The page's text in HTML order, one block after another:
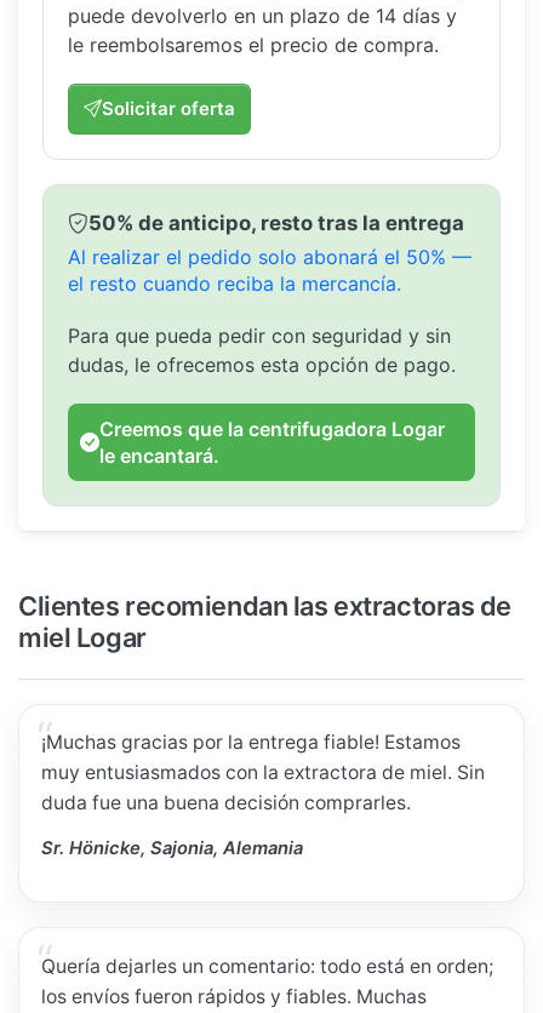
puede devolverlo en un plazo de 14 días y
le reembolsaremos el precio de compra.
Solicitar oferta
50% de anticipo, resto tras la entrega
Al realizar el pedido solo abonará el 50% —
el resto cuando reciba la mercancía.
Para que pueda pedir con seguridad y sin
dudas, le ofrecemos esta opción de pago.
Creemos que la centrifugadora Logar
le encantará.
Clientes recomiendan las extractoras de
miel Logar
¡Muchas gracias por la entrega fiable! Estamos
muy entusiasmados con la extractora de miel. Sin
duda fue una buena decisión comprarles.
Sr. Hönicke, Sajonia, Alemania
Quería dejarles un comentario: todo está en orden;
los envíos fueron rápidos y fiables. Muchas